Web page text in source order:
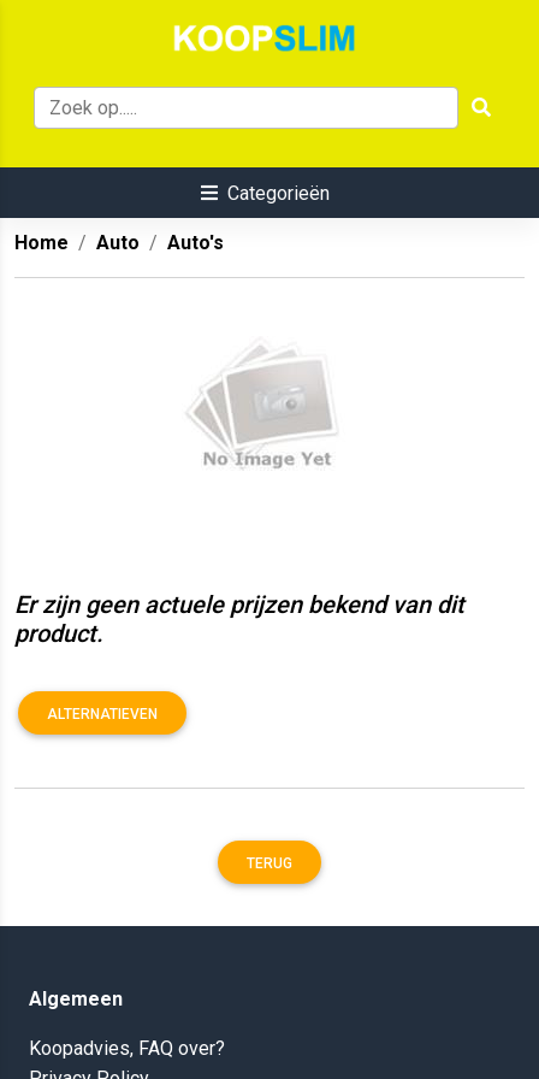
Categorieën
Home Auto Auto's
Er zijn geen actuele prijzen bekend van dit
product.
ALTERNATIEVEN
TERUG
Algemeen
Koopadvies, FAQ over?